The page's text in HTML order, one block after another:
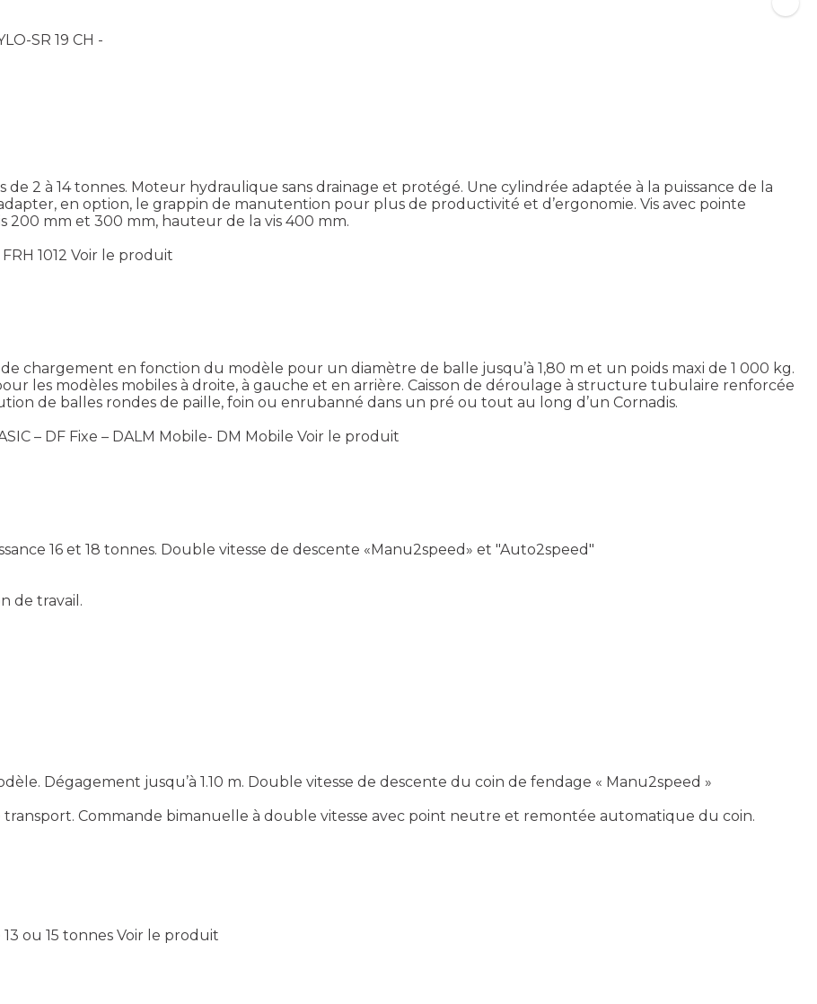
SR 19 CH -
2 à 14 tonnes. Moteur hydraulique sans drainage et protégé. Une cylindrée adaptée à la puissance de la
en option, le grappin de manutention pour plus de productivité et d’ergonomie. Vis avec pointe
200 mm et 300 mm, hauteur de la vis 400 mm.
1012 Voir le produit
chargement en fonction du modèle pour un diamètre de balle jusqu’à 1,80 m et un poids maxi de 1 000 kg.
les modèles mobiles à droite, à gauche et en arrière. Caisson de déroulage à structure tubulaire renforcée
de balles rondes de paille, foin ou enrubanné dans un pré ou tout au long d’un Cornadis.
– DF Fixe – DALM Mobile- DM Mobile Voir le produit
16 et 18 tonnes. Double vitesse de descente «Manu2speed» et "Auto2speed"
de travail.
Dégagement jusqu’à 1.10 m. Double vitesse de descente du coin de fendage « Manu2speed »
transport. Commande bimanuelle à double vitesse avec point neutre et remontée automatique du coin.
ou 15 tonnes Voir le produit